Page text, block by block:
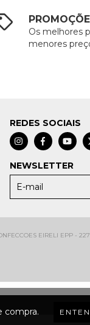
compra.
Os melhores
menores
REDES SOCIAIS
NEWSLETTER
EIRELI EPP -